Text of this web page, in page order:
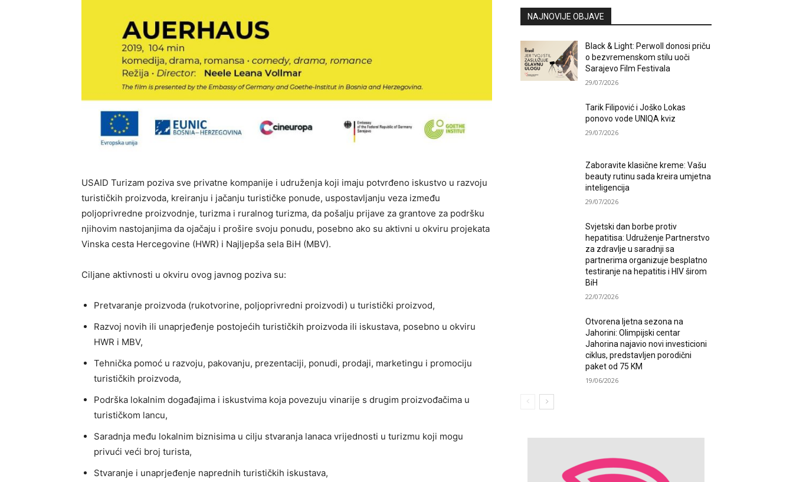
USAID Turizam poziva sve privatne kompanije i udruženja koji imaju potvrđeno iskustvo u razvoju
turističkih proizvoda, kreiranju i jačanju turističke ponude, uspostavljanju veza između
poljoprivredne proizvodnje, turizma i ruralnog turizma, da pošalju prijave za grantove za podršku
njihovim nastojanjima da ojačaju i prošire svoju ponudu, posebno ako su aktivni u okviru projekata
Vinska cesta Hercegovine (HWR) i Najljepša sela BiH (MBV).
Ciljane aktivnosti u okviru ovog javnog poziva su:
Pretvaranje proizvoda (rukotvorine, poljoprivredni proizvodi) u turistički proizvod,
Razvoj novih ili unaprjeđenje postojećih turističkih proizvoda ili iskustava, posebno u okviru
HWR i MBV,
Tehnička pomoć u razvoju, pakovanju, prezentaciji, ponudi, prodaji, marketingu i promociju
turističkih proizvoda,
Podrška lokalnim događajima i iskustvima koja povezuju vinarije s drugim proizvođačima u
turističkom lancu,
Saradnja među lokalnim biznisima u cilju stvaranja lanaca vrijednosti u turizmu koji mogu
privući veći broj turista,
Stvaranje i unaprjeđenje naprednih turističkih iskustava,
NAJNOVIJE OBJAVE
Black & Light: Perwoll donosi priču
o bezvremenskom stilu uoči
Sarajevo Film Festivala
29/07/2026
Tarik Filipović i Joško Lokas
ponovo vode UNIQA kviz
29/07/2026
Zaboravite klasične kreme: Vašu
beauty rutinu sada kreira umjetna
inteligencija
29/07/2026
Svjetski dan borbe protiv
hepatitisa: Udruženje Partnerstvo
za zdravlje u saradnji sa
partnerima organizuje besplatno
testiranje na hepatitis i HIV širom
BiH
22/07/2026
Otvorena ljetna sezona na
Jahorini: Olimpijski centar
Jahorina najavio novi investicioni
ciklus, predstavljen porodični
paket od 75 KM
19/06/2026